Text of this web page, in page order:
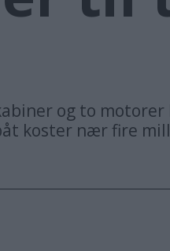
og to
koster nær fire